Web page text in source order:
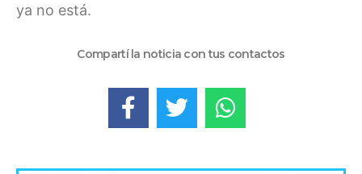
ya no está.
Compartí la noticia con tus contactos